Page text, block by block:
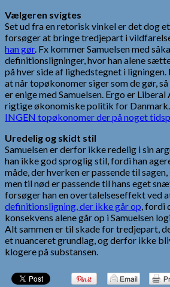
Vælgeren svigtes
Set ud fra en retorisk vinkel er det dog
forsøger at bringe tredjepart i
han gør. Fx kommer Samuelsen med
definitionsligninger, hvor han alene
på hver side af lighedstegnet i ligningen.
at når topøkonomer siger som de gør,
er enige med Samuelsen. Ergo er
rigtige økonomiske politik for Danmark.
INGEN topøkonomer der på noget
Uredelig og skidt stil
Samuelsen er derfor ikke redelig i sin
han ikke god sproglig stil, fordi han
måde, der hverken er passende til
men til nød er passende til hans eget
forsøger han en overtalelseseffekt ved
definitionsligning, der ikke går op, fordi
konsekvens alene går op i Samuelsen
Alt sammen er til skade for tredjepart,
et nuanceret grundlag, og derfor ikke
klogere på substansen.